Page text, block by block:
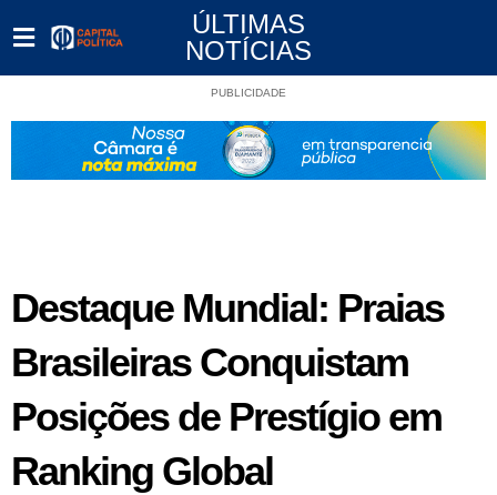
ÚLTIMAS
NOTÍCIAS
PUBLICIDADE
Destaque Mundial: Praias
Brasileiras Conquistam
Posições de Prestígio em
Ranking Global